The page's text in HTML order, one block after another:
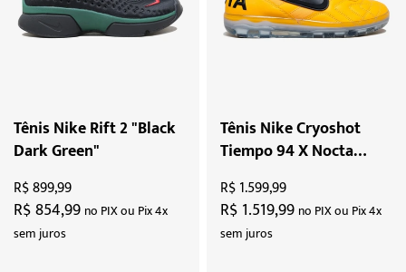
Tênis Nike Rift 2 "Black
Dark Green"
R$ 854,99 no PIX ou Pix 4x
sem juros
R$ 899,99
Tênis Nike Cryoshot
Tiempo 94 X Nocta
R$ 1.519,99 no PIX ou Pix 4x
sem juros
R$ 1.599,99